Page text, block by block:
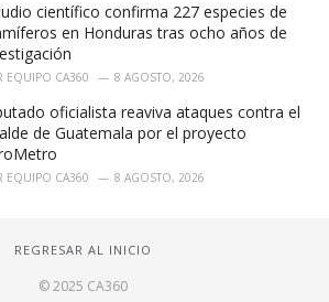
científico confirma 227 especies de
en Honduras tras ocho años de
EQUIPO CA360 8 AGOSTO, 2026
oficialista reaviva ataques contra el
de Guatemala por el proyecto
EQUIPO CA360 8 AGOSTO, 2026
REGRESAR AL INICIO
© 2025 CA360